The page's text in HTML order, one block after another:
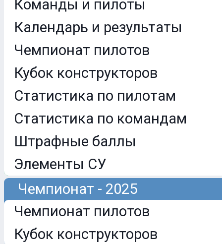
Команды и пилоты
Календарь и результаты
Чемпионат пилотов
Кубок конструкторов
Статистика по пилотам
Статистика по командам
Штрафные баллы
Элементы СУ
Чемпионат - 2025
Чемпионат пилотов
Кубок конструкторов